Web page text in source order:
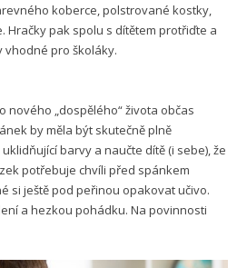
koberce, polstrované kostky,
Hračky pak spolu s dítětem protřiďte a
vhodné pro školáky.
nového „dospělého“ života občas
by měla být skutečně plně
barvy a naučte dítě (i sebe), že
potřebuje chvíli před spánkem
si ještě pod peřinou opakovat učivo.
a hezkou pohádku. Na povinnosti